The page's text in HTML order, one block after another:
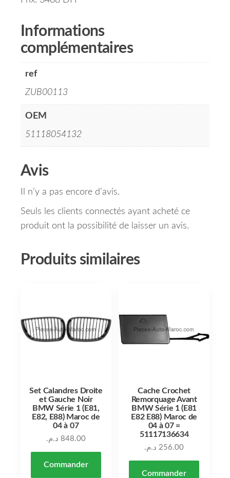
Informations
complémentaires
ref
ZUB00113
OEM
51118054132
Avis
Il n’y a pas encore d’avis.
Seuls les clients connectés ayant acheté ce
produit ont la possibilité de laisser un avis.
Produits similaires
Set Calandres Droite
et Gauche Noir
BMW Série 1 (E81,
E82, E88) Maroc de
04 à 07
848.00 د.م.
Commander
Cache Crochet
Remorquage Avant
BMW Série 1 (E81
E82 E88) Maroc de
04 à 07 =
51117136634
256.00 د.م.
Commander